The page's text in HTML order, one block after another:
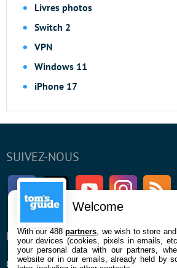
Livres photos
Switch 2
VPN
Windows 11
iPhone 17
SUIVEZ-NOUS
FacebookTwitter Youtube Instagram
ENTREPRISE
Qui sommes nous
À
La
Welcome
With our 488partners , we wish to store
your devices (cookies, pixels in emails,
your personal data with our partners,
website or in our emails, already held by